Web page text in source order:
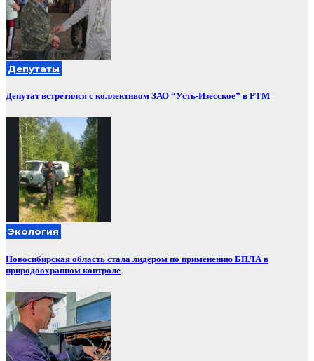
Депутаты
Депутат встретился с коллективом ЗАО “Усть-Изесское” в РТМ
Экология
Новосибирская область стала лидером по применению БПЛА в
природоохранном контроле